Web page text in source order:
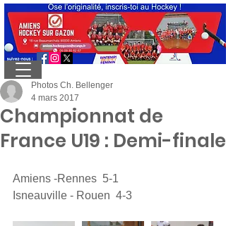
Championnat de
France U19 : Demi-finale
Photos Ch. Bellenger
4 mars 2017
Amiens -Rennes  5-1
Isneauville - Rouen  4-3